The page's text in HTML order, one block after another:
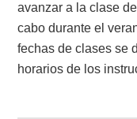
avanzar a la clase
cabo durante el
fechas de clases se
horarios de los